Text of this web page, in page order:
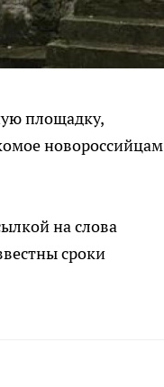
площадку,
новороссийцам
на слова
сроки